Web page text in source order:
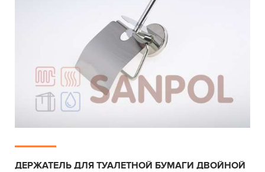
ДЕРЖАТЕЛЬ ДЛЯ ТУАЛЕТНОЙ БУМАГИ ДВОЙНОЙ